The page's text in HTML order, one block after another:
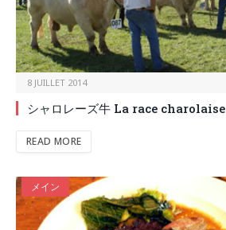
8 JUILLET 2014
シャロレーズ牛 La race charolaise
READ MORE
メイン